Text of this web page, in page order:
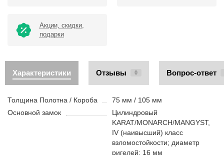
Акции, скидки,
подарки
Характеристики Отзывы 0 Вопрос-ответ
Толщина Полотна / Короба
75 мм / 105 мм
Основной замок
Цилиндровый
KARAT/MONARCH/MANGYST,
IV (наивысший) класс
взломостойкости; диаметр
ригелей: 16 мм